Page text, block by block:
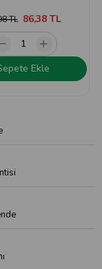
86,38 TL
TL
Ekle